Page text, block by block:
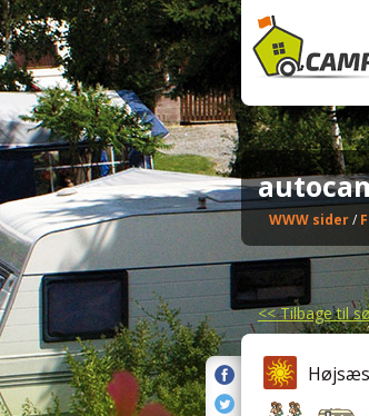
WWW sider/
<<Tilbage til